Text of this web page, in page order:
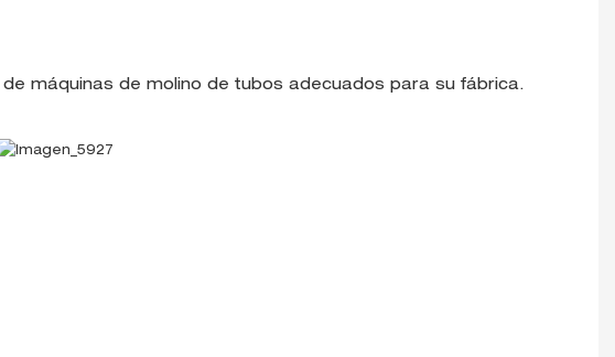
máquinas de molino de tubos adecuados para su fábrica.